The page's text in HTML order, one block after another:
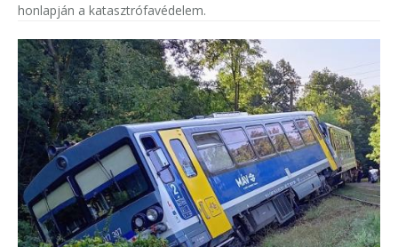
honlapján a katasztrófavédelem.